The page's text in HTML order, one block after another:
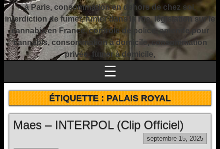
à Paris, consommation en dehors de chez soi,
interdiction de fumer, fumer dans la rue, législation sur le
cannabis en France, contrôle de police, amende pour
cannabis, consommation à domicile, consommation
privée, fumer à domicile,
☰
ÉTIQUETTE :PALAIS ROYAL
Maes – INTERPOL (Clip Officiel)
septembre 15, 2025